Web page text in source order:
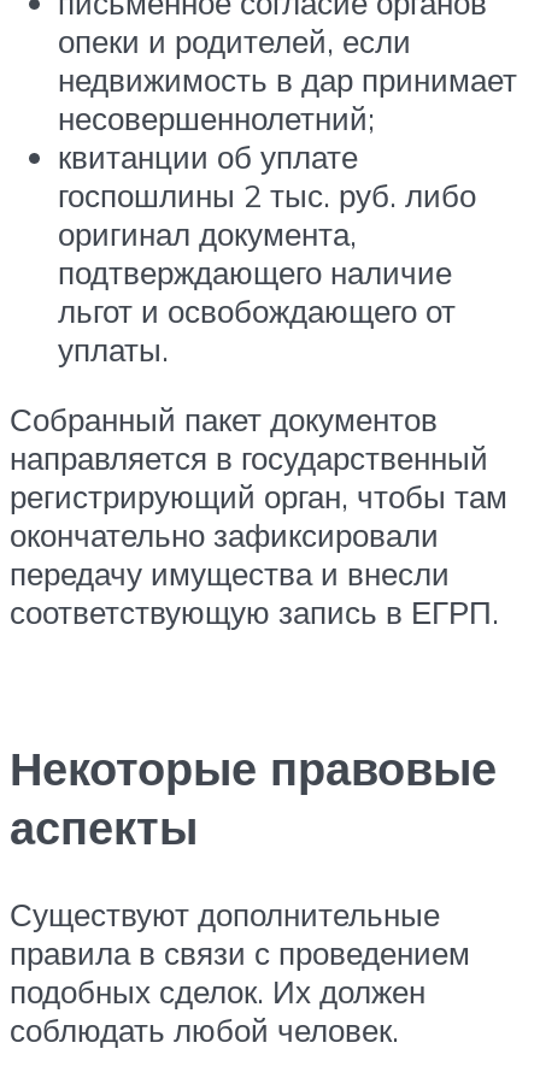
опеки и родителей, если
недвижимость в дар принимает
несовершеннолетний;
квитанции об уплате
госпошлины 2 тыс. руб. либо
оригинал документа,
подтверждающего наличие
льгот и освобождающего от
уплаты.
Собранный пакет документов
направляется в государственный
регистрирующий орган, чтобы там
окончательно зафиксировали
передачу имущества и внесли
соответствующую запись в ЕГРП.
Некоторые правовые
аспекты
Существуют дополнительные
правила в связи с проведением
подобных сделок. Их должен
соблюдать любой человек.